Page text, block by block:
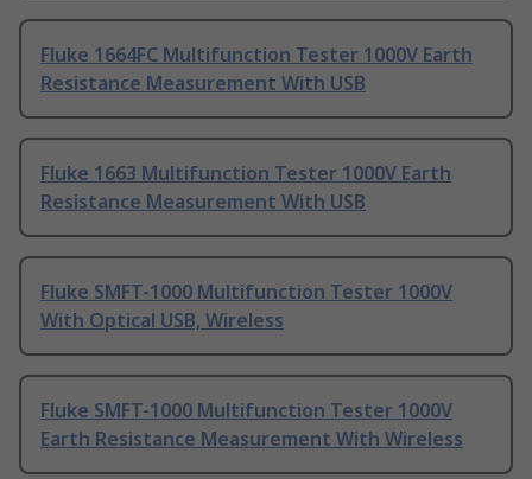
Fluke 1664FC Multifunction Tester 1000V Earth
Resistance Measurement With USB
Fluke 1663 Multifunction Tester 1000V Earth
Resistance Measurement With USB
Fluke SMFT-1000 Multifunction Tester 1000V
With Optical USB, Wireless
Fluke SMFT-1000 Multifunction Tester 1000V
Earth Resistance Measurement With Wireless